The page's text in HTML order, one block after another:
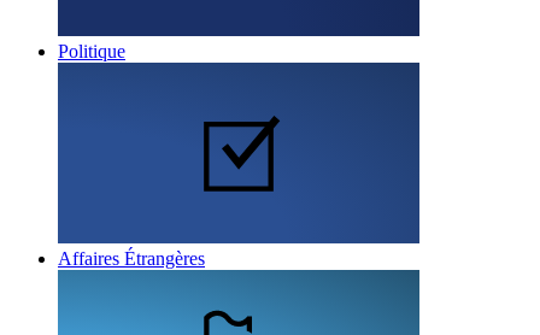
Politique
Affaires Étrangères